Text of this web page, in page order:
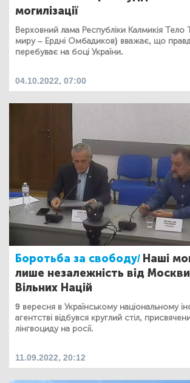
могилізації
Верховний лама Республіки Калмикія Тело
миру – Ердні Омбадиков) вважає, що
перебуває на боці України.
04.10.2022, 07:00
Боротьба за свободу/ Наші
лише незалежність від
Вільних Націй
9 вересня в Українському національному
агентстві відбувся круглий стіл,
лінгвоциду на росії.
11.09.2022, 20:12